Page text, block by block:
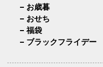
お歳暮
おせち
福袋
ブラックフライデー